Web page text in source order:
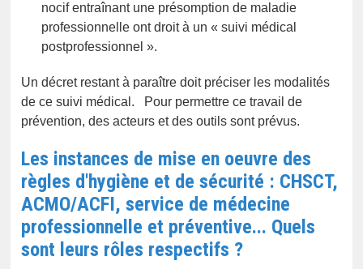
nocif entraînant une présomption de maladie
professionnelle ont droit à un « suivi médical
postprofessionnel ».
Un décret restant à paraître doit préciser les modalités
de ce suivi médical. Pour permettre ce travail de
prévention, des acteurs et des outils sont prévus.
Les instances de mise en oeuvre des
règles d'hygiène et de sécurité : CHSCT,
ACMO/ACFI, service de médecine
professionnelle et préventive... Quels
sont leurs rôles respectifs ?